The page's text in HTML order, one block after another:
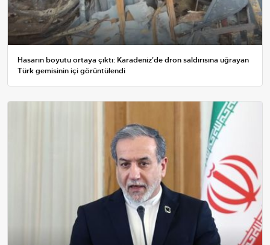
Hasarın boyutu ortaya çıktı: Karadeniz'de dron saldırısına uğrayan
Türk gemisinin içi görüntülendi